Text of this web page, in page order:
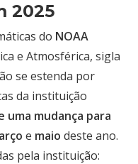
2025
do NOAA
e Atmosférica, sigla
se estenda por
da instituição
uma mudança para
e maio deste ano.
pela instituição: